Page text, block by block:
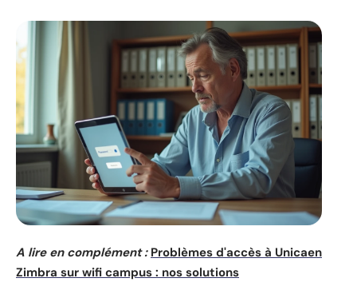
A lire en complément : Problèmes d'accès à Unicaen
Zimbra sur wifi campus : nos solutions